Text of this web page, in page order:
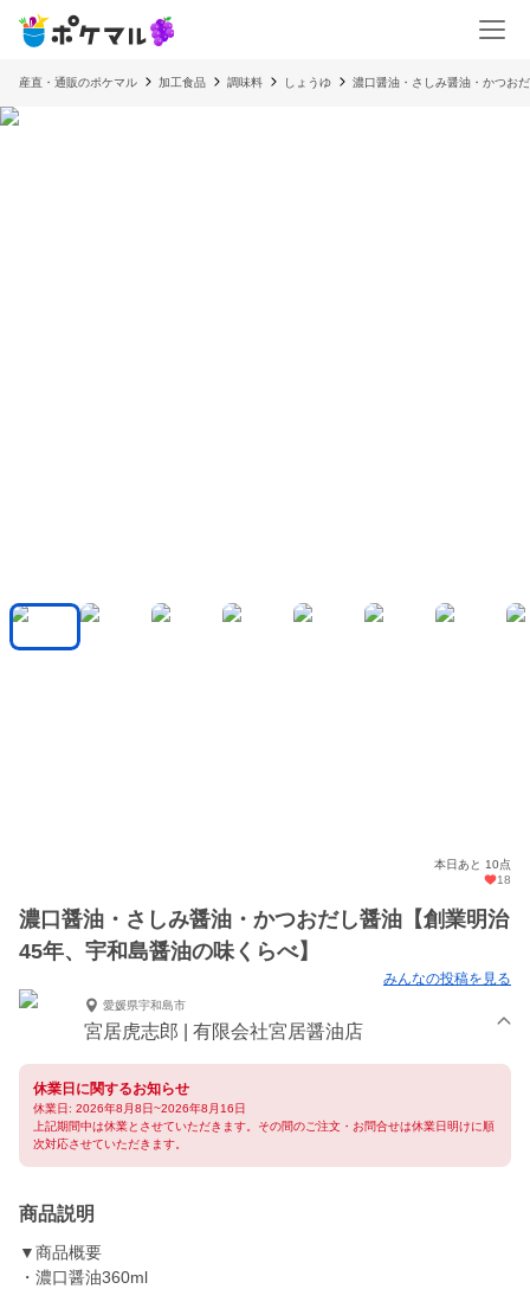
産直・通販のポケマル 加工食品 調味料 しょうゆ 濃口醤油・さしみ醤油・かつお
本日あと 10点
18
濃口醤油・さしみ醤油・かつおだし醤油【創業明治
45年、宇和島醤油の味くらべ】
みんなの投稿を見る
愛媛県宇和島市
宮居虎志郎 | 有限会社宮居醤油店
休業日に関するお知らせ
休業日: 2026年8月8日~2026年8月16日
上記期間中は休業とさせていただきます。その間のご注文・お問合せは休業日明けに順
次対応させていただきます。
商品説明
▼商品概要
・濃口醤油360ml